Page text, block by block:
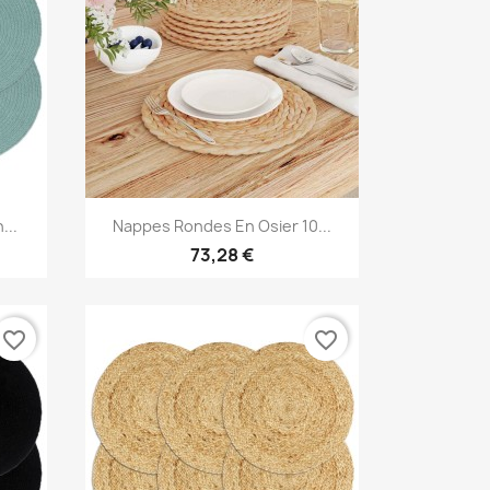
 Aperçu rapide
Nappes Rondes En Osier 10...
73,28 €
favorite_border favorite_border